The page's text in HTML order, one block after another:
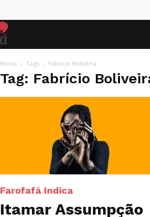
Home Tags Fabrício Boliveira
Tag: Fabrício
Farofafá Indica
Itamar Assumpção